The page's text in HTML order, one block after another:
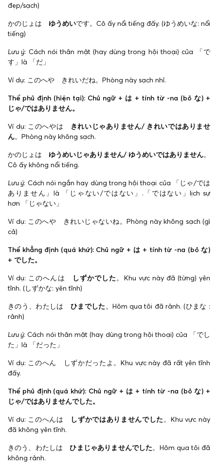
đẹp/sạch)
かのじょは ゆうめいです。Cô ấy nổi tiếng đấy. (ゆうめいな: nổi
tiếng)
Lưu ý: Cách nói thân mật (hay dùng trong hội thoại) của 「で
す」là 「だ」
Ví dụ: このへや きれいだね。Phòng này sạch nhỉ.
Thể phủ định (hiện tại): Chủ ngữ + は + tính từ -na (bỏ な) +
じゃ/ではありません。
Ví dụ: このへやは
きれいじゃありません/ きれいではありませ
ん。Phòng này không sạch.
かのじょは ゆうめいじゃありません/ ゆうめいではありません。
Cô ấy không nổi tiếng.
Lưu ý: Cách nói ngắn hay dùng trong hội thoại của 「じゃ/では
ありません」là 「じゃない/ではない」.「ではない」lịch sự
hơn 「じゃない」
Ví dụ: このへや きれいじゃないね。Phòng này không sạch (gì
cả)
Thể khẳng định (quá khứ): Chủ ngữ + は + tính từ -na (bỏ な)
+ でした。
Ví dụ: このへんは しずかでした。Khu vực này đã (từng) yên
tĩnh. (しずかな: yên tĩnh)
きのう、わたしは ひまでした。Hôm qua tôi đã rảnh. (ひまな :
rảnh)
Lưu ý: Cách nói thân mật (hay dùng trong hội thoại) của 「でし
た」là 「だった」
Ví dụ: このへん しずかだったよ。Khu vực này đã rất yên tĩnh
đấy.
Thể phủ định (quá khứ): Chủ ngữ + は + tính từ -na (bỏ な) +
じゃ/ではありませんでした。
Ví dụ: このへんは しずかではありませんでした。Khu vực này
đã không yên tĩnh.
きのう、わたしはひまじゃありませんでした。Hôm qua tôi đã
không rảnh.